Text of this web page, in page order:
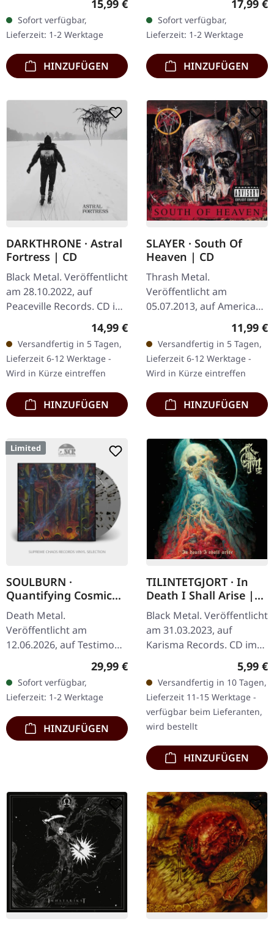
Limitiertes 4-seitiges
Digipak mit Matt/Glanz-
Finish und 12-seitigem
Booklet.…
Regulärer Preis:
15,99 €
Sofort verfügbar,
Lieferzeit: 1-2 Werktage
HINZUFÜGEN
mit "Impera" zurück,
einem faszinierenden Mix
aus Heavy Metal,…
17,99 €
Sofort verfügbar,
Lieferzeit: 1-2 Werktage
HINZUFÜGEN
DARKTHRONE · Astral
Fortress | CD
Black Metal. Veröffentlicht
am 28.10.2022, auf
Peaceville Records. CD im
norwegischen Black
Metal-Legenden
Darkthrone kehren mit…
Regulärer Preis:
14,99 €
Versandfertig in 5 Tagen,
Lieferzeit 6-12 Werktage -
Wird in Kürze eintreffen
HINZUFÜGEN
SLAYER · South Of
Heaven | CD
Thrash Metal.
Veröffentlicht am
05.07.2013, auf American
Jewelcase. 1988, nach
dem Overkill an
Geschwindigkeit und
Härte namens…
11,99 €
Versandfertig in 5 Tagen,
Lieferzeit 6-12 Werktage -
Wird in Kürze eintreffen
HINZUFÜGEN
Limited
SOULBURN ·
Quantifying Cosmic
Doom | GREY/BLACK
SPLATTER 2LP
Death Metal.
Veröffentlicht am
12.06.2026, auf Testimony
Records. Graues Doppel-
Vinyl mit schwarzen
Splattern im Gatefold-
Cover. Inklusive 2-
seitigem…
Regulärer Preis:
29,99 €
Sofort verfügbar,
Lieferzeit: 1-2 Werktage
HINZUFÜGEN
TILINTETGJORT · In
Death I Shall Arise |
CD
Black Metal. Veröffentlicht
am 31.03.2023, auf
Karisma Records. CD im
Jewelcase. Tilintetgjort
liefern mit „In Death I
Shall Arise" ein…
5,99 €
Versandfertig in 10 Tagen,
Lieferzeit 11-15 Werktage -
verfügbar beim Lieferanten,
wird bestellt
HINZUFÜGEN